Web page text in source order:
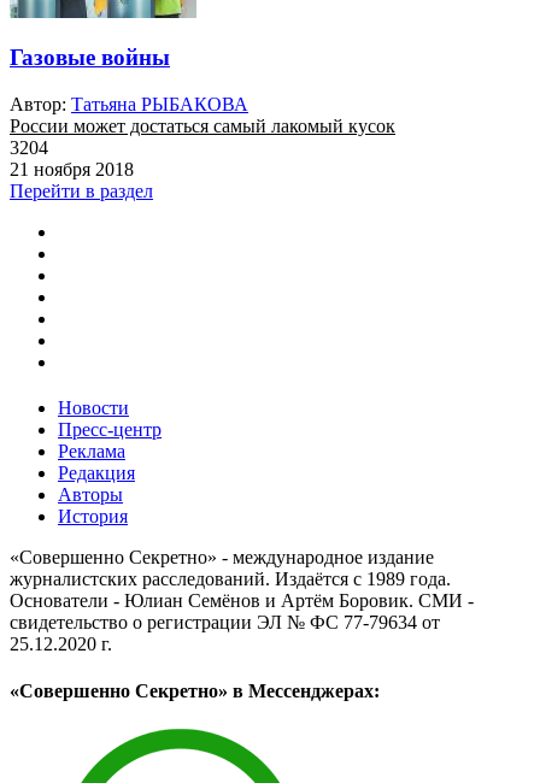
Газовые войны
Автор: Татьяна РЫБАКОВА
России может достаться самый лакомый кусок
3204
21 ноября 2018
Перейти в раздел
Новости
Пресс-центр
Реклама
Редакция
Авторы
История
«Совершенно Секретно» - международное издание
журналистских расследований. Издаётся с 1989 года.
Основатели - Юлиан Семёнов и Артём Боровик. CМИ -
свидетельство о регистрации ЭЛ № ФС 77-79634 от
25.12.2020 г.
«Совершенно Секретно» в Мессенджерах: